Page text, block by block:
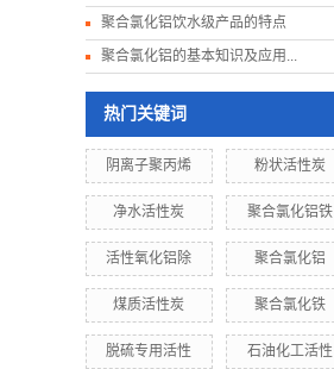
聚合氯化铝饮水级产品的特点
聚合氯化铝的基本知识及应用...
热门关键词
阴离子聚丙烯 粉状活性炭
净水活性炭 聚合氯化铝铁
活性氧化铝除 聚合氯化铝
煤质活性炭 聚合氯化铁
脱硫专用活性 石油化工活性